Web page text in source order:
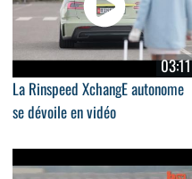
03:11
La Rinspeed XchangE autonome
se dévoile en vidéo